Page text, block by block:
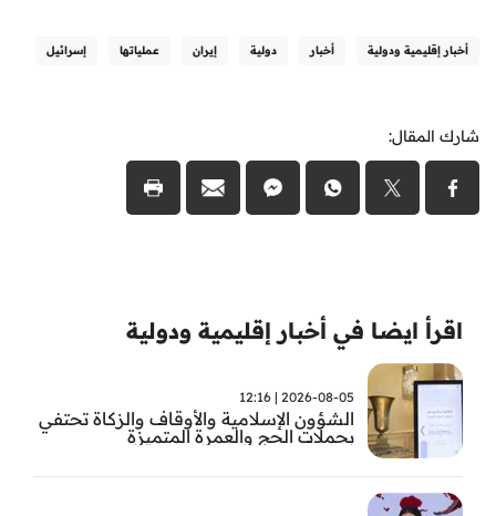
أخبار إقليمية ودولية أخبار دولية إيران عملياتها إسرائيل
شارك المقال:
اقرأ ايضا في أخبار إقليمية ودولية
2026-08-05 | 12:16
الشؤون الإسلامية والأوقاف والزكاة تحتفي
بحملات الحج والعمرة المتميزة